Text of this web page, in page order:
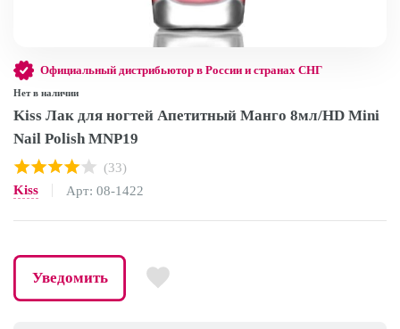
Официальный дистрибьютор в России и странах СНГ
Нет в наличии
Kiss Лак для ногтей Апетитный Манго 8мл/HD Mini
Nail Polish MNP19
(33)
Kiss
Арт: 08-1422
Уведомить